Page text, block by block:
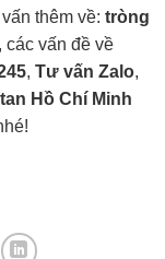
thêm về: tròng
các vấn đề về
, Tư vấn Zalo,
Hồ Chí Minh